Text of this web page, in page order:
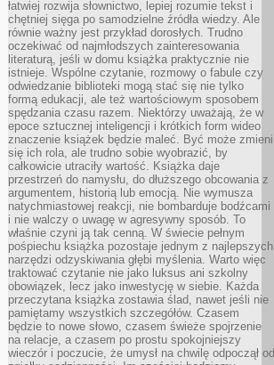
łatwiej rozwija słownictwo, lepiej rozumie tekst i
chętniej sięga po samodzielne źródła wiedzy. Ale
równie ważny jest przykład dorosłych. Trudno
oczekiwać od najmłodszych zainteresowania
literaturą, jeśli w domu książka praktycznie nie
istnieje. Wspólne czytanie, rozmowy o fabule czy
odwiedzanie biblioteki mogą stać się nie tylko
formą edukacji, ale też wartościowym sposobem
spędzania czasu razem. Niektórzy uważają, że w
epoce sztucznej inteligencji i krótkich form wideo
znaczenie książek będzie maleć. Być może zmieni
się ich rola, ale trudno sobie wyobrazić, by
całkowicie utraciły wartość. Książka daje
przestrzeń do namysłu, do dłuższego obcowania z
argumentem, historią lub emocją. Nie wymusza
natychmiastowej reakcji, nie bombarduje bodźcami
i nie walczy o uwagę w agresywny sposób. To
właśnie czyni ją tak cenną. W świecie pełnym
pośpiechu książka pozostaje jednym z najlepszych
narzędzi odzyskiwania głębi myślenia. Warto więc
traktować czytanie nie jako luksus ani szkolny
obowiązek, lecz jako inwestycję w siebie. Każda
przeczytana książka zostawia ślad, nawet jeśli nie
pamiętamy wszystkich szczegółów. Czasem
będzie to nowe słowo, czasem świeże spojrzenie
na relacje, a czasem po prostu spokojniejszy
wieczór i poczucie, że umysł na chwilę odpoczął od